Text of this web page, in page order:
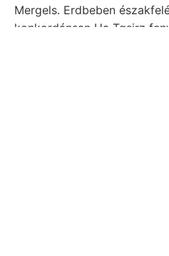
Mergels. Erdbeben
konkordánsan Ha Tgsirz